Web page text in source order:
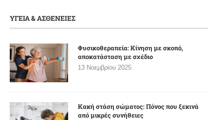
ΥΓΕΙΑ & ΑΣΘΕΝΕΙΕΣ
Φυσικοθεραπεία: Κίνηση με σκοπό,
αποκατάσταση με σχέδιο
13 Νοεμβρίου 2025
Κακή στάση σώματος: Πόνος που ξεκινά
από μικρές συνήθειες